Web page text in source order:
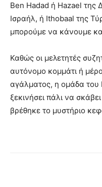
Ben Hadad ή Hazael της
Ισραήλ, ή Ithobaal της
μπορούμε να κάνουμε
Καθώς οι μελετητές
αυτόνομο κομμάτι ή
αγάλματος, η ομάδα του
ξεκινήσει πάλι να
βρέθηκε το μυστήριο